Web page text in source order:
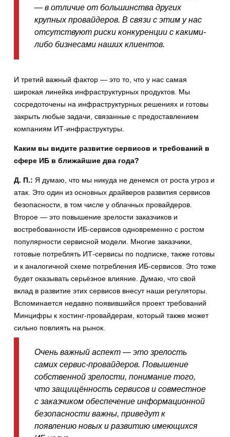
— в отличие от большинства других
крупных провайдеров. В связи с этим у нас
отсутствуют риски конкуренции с какими-
либо бизнесами наших клиентов.
И третий важный фактор — это то, что у нас самая
широкая линейка инфраструктурных продуктов. Мы
сосредоточены на инфраструктурных решениях и готовы
закрыть любые задачи, связанные с предоставлением
компаниям ИТ-инфраструктуры.
Каким вы видите развитие сервисов и требований в
сфере ИБ в ближайшие два года?
Д. П.: Я думаю, что мы никуда не денемся от роста угроз и
атак. Это один из основных драйверов развития сервисов
безопасности, в том числе у облачных провайдеров.
Второе — это повышение зрелости заказчиков и
востребованности ИБ-сервисов одновременно с ростом
популярности сервисной модели. Многие заказчики,
готовые потреблять ИТ-сервисы по подписке, также готовы
и к аналогичной схеме потребления ИБ-сервисов. Это тоже
будет оказывать серьёзное влияние. Думаю, что свой
вклад в развитие этих сервисов внесут наши регуляторы.
Вспоминается недавно появившийся проект требований
Минцифры к хостинг-провайдерам, который также может
сильно повлиять на рынок.
Очень важный аспект — это зрелость
самих сервис-провайдеров. Повышение
собственной зрелости, понимание того,
что защищённость сервисов и совместное
с заказчиком обеспечение информационной
безопасности важны, приведут к
появлению новых и развитию имеющихся